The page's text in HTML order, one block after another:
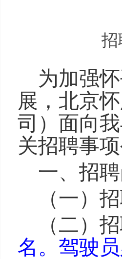
招
为加强
展，北京
司）面向
关招聘事
一、招
（一）
（二）
名。驾驶